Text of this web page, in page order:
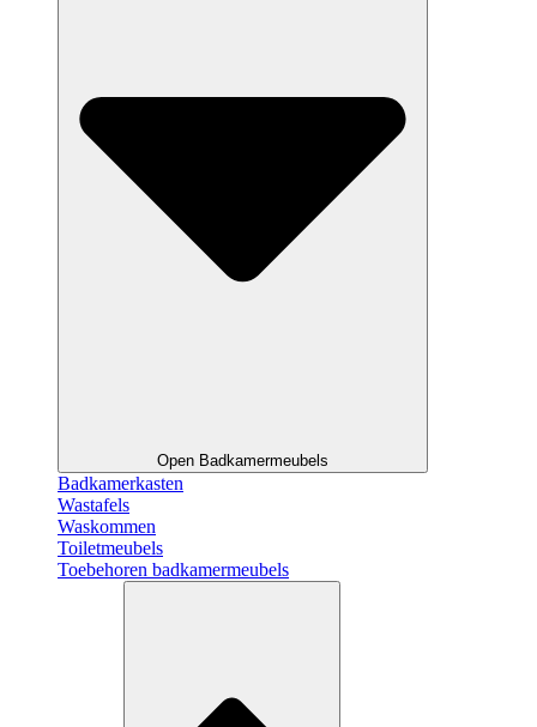
Open Badkamermeubels
Badkamerkasten
Wastafels
Waskommen
Toiletmeubels
Toebehoren badkamermeubels